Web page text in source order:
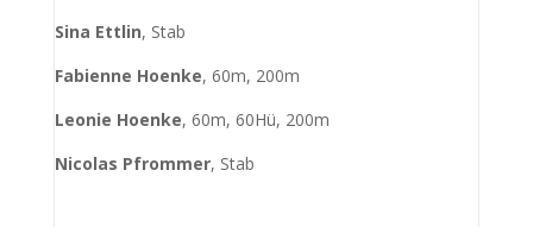
Sina Ettlin, Stab
Fabienne Hoenke, 60m, 200m
Leonie Hoenke, 60m, 60Hü, 200m
Nicolas Pfrommer, Stab